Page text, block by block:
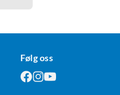
Følg oss